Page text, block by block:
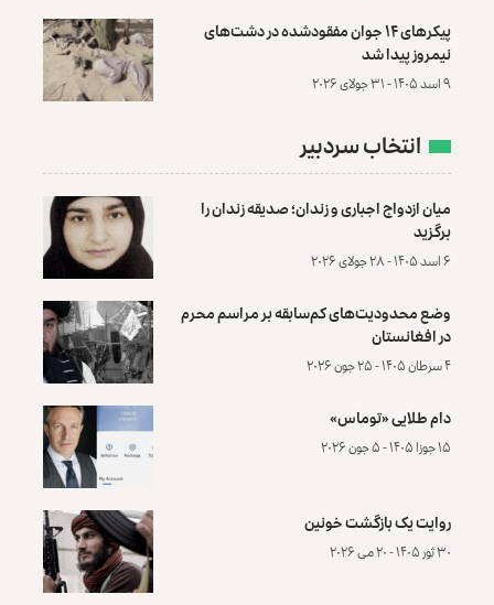
پیکرهای ۱۴ جوان مفقودشده در دشت‌های
نیمروز پیدا شد
۹ اسد ۱۴۰۵ - ۳۱ جولای ۲۰۲۶
انتخاب سردبیر
میان ازدواج اجباری و زندان؛ صدیقه زندان را
برگزید
۶ اسد ۱۴۰۵ - ۲۸ جولای ۲۰۲۶
وضع محدودیت‌های کم‌سابقه بر مراسم محرم
در افغانستان
۴ سرطان ۱۴۰۵ - ۲۵ جون ۲۰۲۶
دام طلایی «توماس»
۱۵ جوزا ۱۴۰۵ - ۵ جون ۲۰۲۶
روایت یک بازگشت خونین
۳۰ ثور ۱۴۰۵ - ۲۰ می ۲۰۲۶